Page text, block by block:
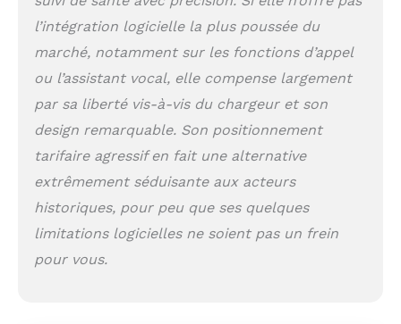
de 3 242 000,00 € ayant son siège
92100 boulogne-billancourt, et
enregistrée auprès du rcs de nanterre
sous le numéro 451 063 739
l’intégration logicielle la plus poussée du
marché, notamment sur les fonctions d’appel
ou l’assistant vocal, elle compense largement
par sa liberté vis-à-vis du chargeur et son
design remarquable. Son positionnement
tarifaire agressif en fait une alternative
extrêmement séduisante aux acteurs
historiques, pour peu que ses quelques
limitations logicielles ne soient pas un frein
pour vous.